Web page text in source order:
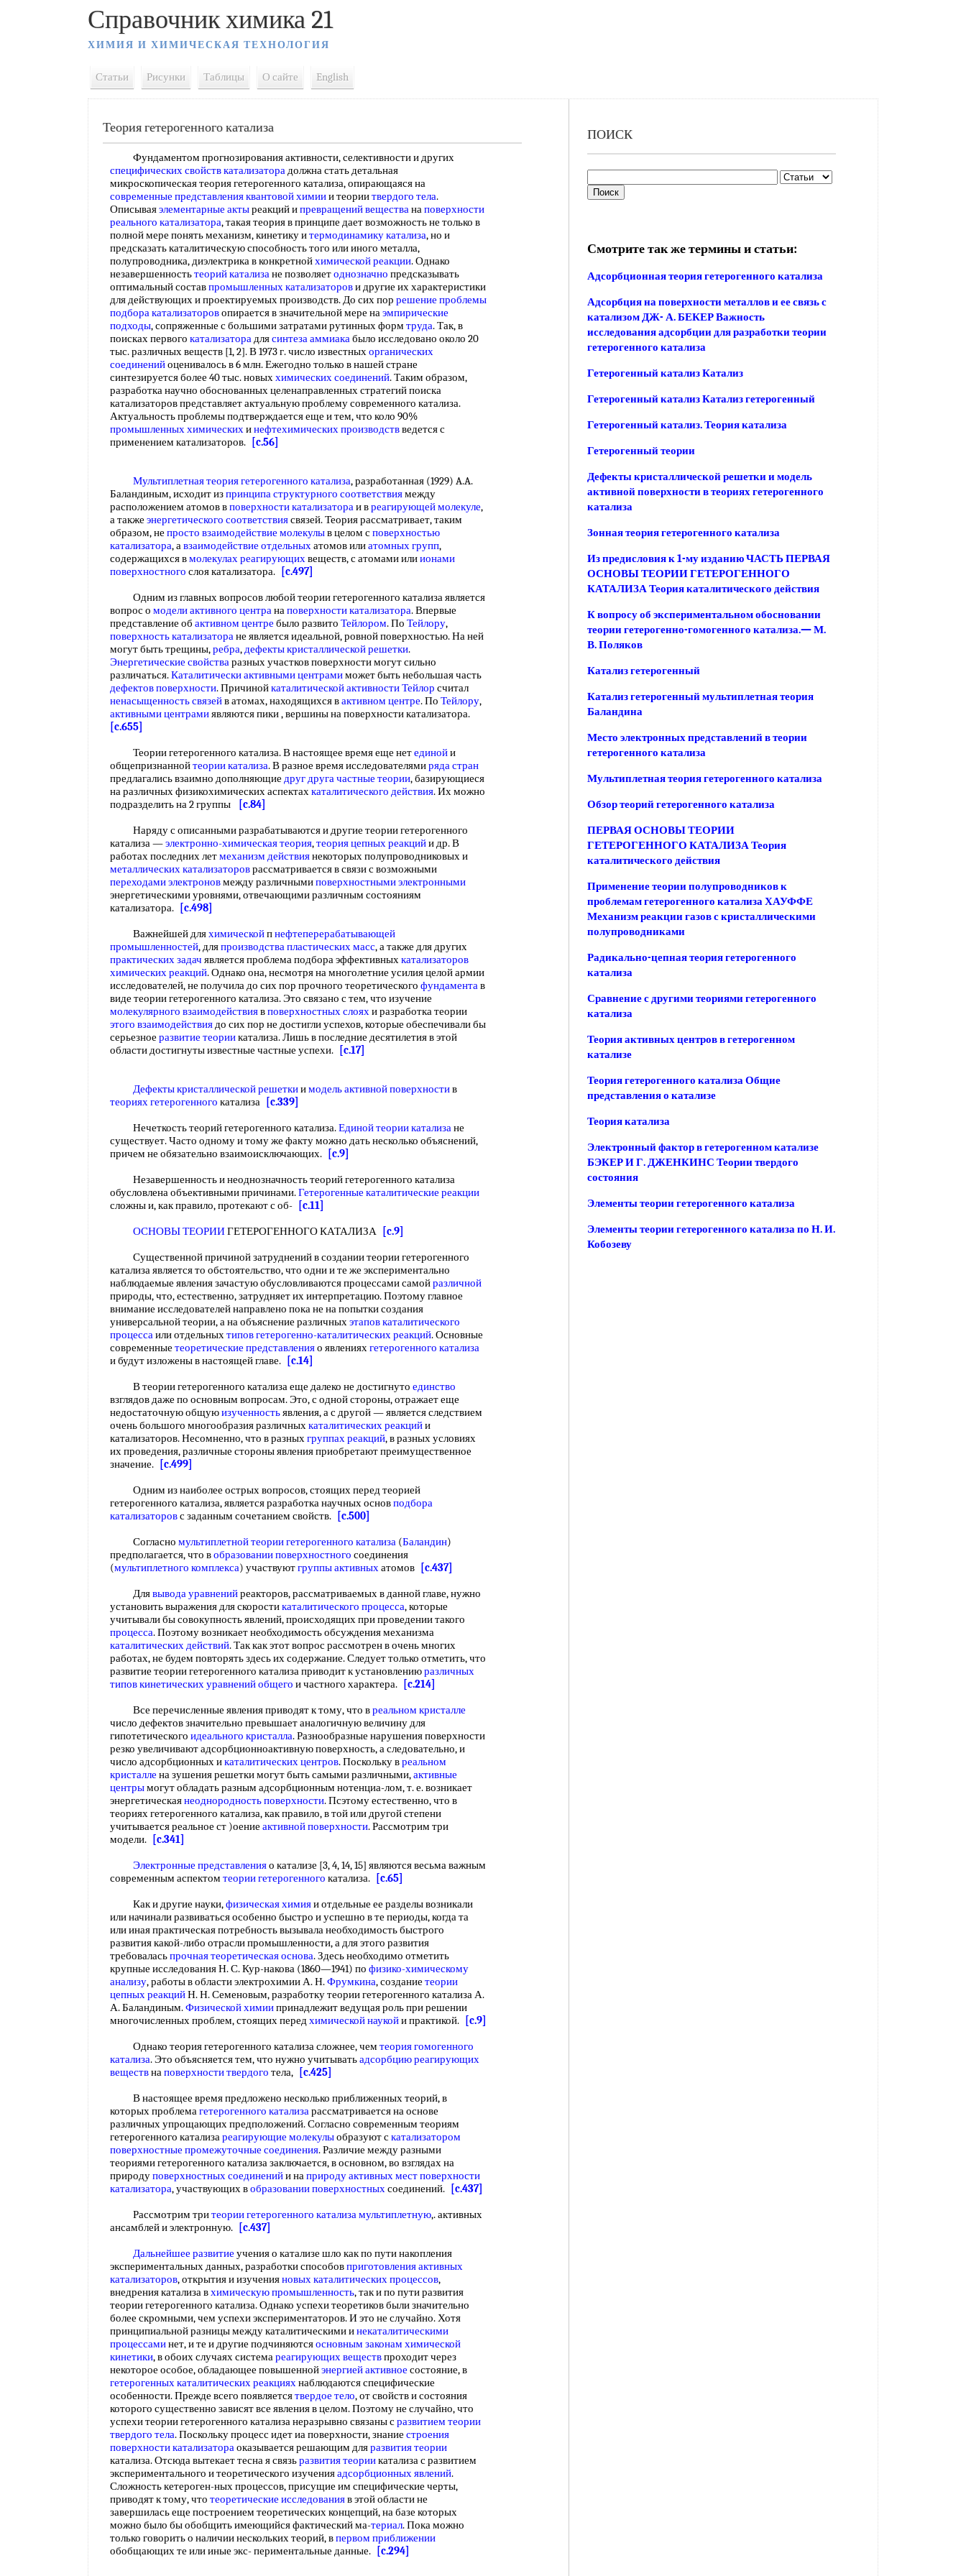
Справочник химика 21
ХИМИЯ И ХИМИЧЕСКАЯ ТЕХНОЛОГИЯ
Статьи Рисунки Таблицы О сайте English
Теория гетерогенного катализа
Фундаментом прогнозирования активности, селективности и других
специфических свойствкатализаторадолжна стать детальная
микроскопическая теория гетерогенного катализа, опирающаяся на
современные представленияквантовой химиии теориитвердого тела.
Описываяэлементарные актыреакций ипревращений веществанаповерхности
реального катализатора, такая теория в принципе дает возможность не только в
полной мере понять механизм, кинетику итермодинамику катализа, но и
предсказать каталитическую способность того или иного металла,
полупроводника, диэлектрика в конкретнойхимической реакции. Однако
незавершенностьтеорий катализане позволяетоднозначно предсказывать
оптимальный составпромышленных катализаторови другие их характеристики
для действующих и проектируемых производств. До сих пор решение проблемы
подбора катализаторовопирается в значительной мере наэмпирические
подходы, сопряженные с большими затратами рутинных форм труда. Так, в
поисках первого катализаторадлясинтеза аммиакабыло исследовано около 20
тыс. различных веществ [1, 2]. В 1973 г. число известныхорганических
соединенийоценивалось в 6 млн. Ежегодно только в нашей стране
синтезируется более 40 тыс. новыххимических соединений. Таким образом,
разработка научно обоснованных целенаправленных стратегий поиска
катализаторов представляет актуальную проблему современного катализа.
Актуальность проблемы подтверждается еще и тем, что коло 90%
промышленных химическихинефтехимических производствведется с
применением катализаторов.
[c.56]
Мультиплетная теория гетерогенного катализа, разработанная (1929) A.A.
Баландиным, исходит изпринципа структурного соответствиямежду
расположением атомов вповерхности катализатораи вреагирующей молекуле,
а также энергетического соответствиясвязей. Теория рассматривает, таким
образом, не просто взаимодействие молекулыв целом споверхностью
катализатора, авзаимодействие отдельныхатомов илиатомных групп,
содержащихся вмолекулах реагирующихвеществ, с атомами илиионами
поверхностного слоя катализатора.
[c.497]
Одним из главных вопросов любой теории гетерогенного катализа является
вопрос о модели активного центранаповерхности катализатора. Впервые
представление об активном центре было развито Тейлором. По Тейлору,
поверхность катализаторане является идеальной, ровной поверхностью. На ней
могут быть трещины,ребра,дефекты кристаллической решетки.
Энергетические свойстваразных участков поверхности могут сильно
различаться.Каталитически активными центрамиможет быть небольшая часть
дефектов поверхности. Причинойкаталитической активностиТейлор считал
ненасыщенность связейв атомах, находящихся вактивном центре. По Тейлору,
активными центрамиявляются пики , вершины на поверхности катализатора.
[c.655]
Теории гетерогенного катализа. В настоящее время еще нетединойи
общепризнаннойтеории катализа. В разное время исследователямирядастран
предлагались взаимно дополняющие друг другачастные теории, базирующиеся
на различных физикохимических аспектахкаталитического действия. Их можно
подразделить на 2 группы
[c.84]
Наряду с описанными разрабатываются и другие теории гетерогенного
катализа —электронно-химическая теория,теория цепных реакцийи др. В
работах последних летмеханизм действиянекоторых полупроводниковых и
металлических катализатороврассматривается в связи с возможными
переходами электроновмежду различнымиповерхностными электронными
энергетическими уровнями, отвечающими различным состояниям
катализатора.
[c.498]
Важнейшей дляхимическойпнефтеперерабатывающей
промышленностей, дляпроизводства пластических масс, а также для других
практических задач является проблема подбора эффективныхкатализаторов
химических реакций. Однако она, несмотря на многолетние усилия целой армии
исследователей, не получила до сих пор прочного теоретического фундаментав
виде теории гетерогенного катализа. Это связано с тем, что изучение
молекулярного взаимодействиявповерхностных слояхи разработка теории
этого взаимодействиядо сих пор не достигли успехов, которые обеспечивали бы
серьезное развитие теориикатализа. Лишь в последние десятилетия в этой
области достигнуты известные частные успехи.
[c.17]
Дефекты кристаллической решеткиимодель активной поверхностив
теориях гетерогенного катализа
[c.339]
Нечеткость теорий гетерогенного катализа.Единойтеории катализане
существует. Часто одному и тому же факту можно дать несколько объяснений,
причем не обязательно взаимоисключающих.
[c.9]
Незавершенность и неоднозначность теорий гетерогенного катализа
обусловлена объективными причинами.Гетерогенные каталитические реакции
сложны и, как правило, протекают с об-
[c.11]
ОСНОВЫ ТЕОРИИГЕТЕРОГЕННОГО КАТАЛИЗА
[c.9]
Существенной причиной затруднений в создании теории гетерогенного
катализа является то обстоятельство, что одни и те же экспериментально
наблюдаемые явления зачастую обусловливаются процессами самойразличной
природы, что, естественно, затрудняет их интерпретацию. Поэтому главное
внимание исследователей направлено пока не на попытки создания
универсальной теории, а на объяснение различныхэтаповкаталитического
процессаили отдельныхтиповгетерогенно-каталитических реакций. Основные
современные теоретические представленияо явленияхгетерогенного катализа
и будут изложены в настоящей главе.
[c.14]
В теории гетерогенного катализа еще далеко не достигнуто единство
взглядов даже по основным вопросам. Это, с одной стороны, отражает еще
недостаточную общуюизученностьявления, а с другой — является следствием
очень большого многообразия различныхкаталитических реакцийи
катализаторов. Несомненно, что в разныхгруппах реакций, в разных условиях
их проведения, различные стороны явления приобретают преимущественное
значение.
[c.499]
Одним из наиболее острых вопросов, стоящих перед теорией
гетерогенного катализа, является разработка научных основподбора
катализаторовс заданным сочетанием свойств.
[c.500]
Согласно мультиплетной теории гетерогенного катализа (Баландин)
предполагается, что вобразовании поверхностного соединения
(мультиплетного комплекса) участвуютгруппы активныхатомов
[c.437]
Длявывода уравненийреакторов, рассматриваемых в данной главе, нужно
установить выражения для скоростикаталитического процесса, которые
учитывали бы совокупность явлений, происходящих при проведении такого
процесса. Поэтому возникает необходимость обсуждения механизма
каталитических действий. Так как этот вопрос рассмотрен в очень многих
работах, не будем повторять здесь их содержание. Следует только отметить, что
развитие теории гетерогенного катализа приводит к установлениюразличных
типовкинетических уравнений общего и частного характера.
[c.214]
Все перечисленные явления приводят к тому, что вреальном кристалле
число дефектов значительно превышает аналогичную величину для
гипотетического идеального кристалла. Разнообразные нарушения поверхности
резко увеличивают адсорбционноактивную поверхность, а следовательно, и
число адсорбционных икаталитических центров. Поскольку вреальном
кристалле на зушения решетки могут быть самыми различными,активные
центрымогут обладать разным адсорбционным нотенциа-лом, т. е. возникает
энергетическаянеоднородность поверхности. Псэтому естественно, что в
теориях гетерогенного катализа, как правило, в той или другой степени
учитывается реальное ст )оение активной поверхности. Рассмотрим три
модели.
[c.341]
Электронные представленияо катализе [3, 4, 14, 15] являются весьма важным
современным аспектом теории гетерогенного катализа.
[c.65]
Как и другие науки,физическая химияи отдельные ее разделы возникали
или начинали развиваться особенно быстро и успешно в те периоды, когда та
или иная практическая потребность вызывала необходимость быстрого
развития какой-либо отрасли промышленности, а для этого развития
требоваласьпрочнаятеоретическая основа. Здесь необходимо отметить
крупные исследования Н. С. Кур-накова (1860—1941) по физико-химическому
анализу, работы в области электрохимии А. Н.Фрумкина, создание теории
цепных реакцийН. Н. Семеновым, разработку теории гетерогенного катализа А.
А. Баландиным.Физической химиипринадлежит ведущая роль при решении
многочисленных проблем, стоящих передхимической наукойи практикой.
[c.9]
Однако теория гетерогенного катализа сложнее, чем теория гомогенного
катализа. Это объясняется тем, что нужно учитыватьадсорбцию реагирующих
веществнаповерхности твердого тела,
[c.425]
В настоящее время предложено несколько приближенных теорий, в
которых проблемагетерогенного катализарассматривается на основе
различных упрощающих предположений. Согласно современным теориям
гетерогенного катализареагирующие молекулыобразуют скатализатором
поверхностные промежуточные соединения. Различие между разными
теориями гетерогенного катализа заключается, в основном, во взглядах на
природуповерхностных соединенийи наприроду активныхместповерхности
катализатора, участвующих вобразовании поверхностныхсоединений.
[c.437]
Рассмотрим тритеории гетерогенного катализа мультиплетную,. активных
ансамблей и электронную.
[c.437]
Дальнейшее развитие учения о катализе шло как по пути накопления
экспериментальных данных, разработки способовприготовления активных
катализаторов, открытия и изученияновых каталитических процессов,
внедрения катализа вхимическую промышленность, так и по пути развития
теории гетерогенного катализа. Однако успехи теоретиков были значительно
более скромными, чем успехи экспериментаторов. И это не случайно. Хотя
принципиальной разницы между каталитическими инекаталитическими
процессаминет, и те и другие подчиняютсяосновным законам химической
кинетики, в обоих случаях системареагирующих веществпроходит через
некоторое особое, обладающее повышеннойэнергией активное состояние, в
гетерогенных каталитических реакцияхнаблюдаются специфические
особенности. Прежде всего появляетсятвердое тело, от свойств и состояния
которого существенно зависят все явления в целом. Поэтому не случайно, что
успехи теории гетерогенного катализа неразрывно связаны сразвитием теории
твердого тела. Поскольку процесс идет иа поверхности, знание строения
поверхностикатализатораоказывается решающим дляразвития теории
катализа. Отсюда вытекает тесна я связьразвития теориикатализа с развитием
экспериментального и теоретического изученияадсорбционных явлений.
Сложность кетероген-ных процессов, присущие им специфические черты,
приводят к тому, что теоретические исследованияв этой области не
завершилась еще построением теоретических концепций, на базе которых
можно было бы обобщить имеющийся фактический ма-териал. Пока можно
только говорить о наличии нескольких теорий, впервом приближении
обобщающих те или иные экс- периментальные данные.
[c.294]
ПОИСК
Смотрите так же термины и статьи:
Адсорбционная теория гетерогенного катализа
Адсорбция на поверхности металлов и ее связь с
катализом ДЖ- А. БЕКЕР Важность
исследования адсорбции для разработки теории
гетерогенного катализа
Гетерогенный катализ Катализ
Гетерогенный катализ Катализ гетерогенный
Гетерогенный катализ. Теория катализа
Гетерогенный теории
Дефекты кристаллической решетки и модель
активной поверхности в теориях гетерогенного
катализа
Зонная теория гетерогенного катализа
Из предисловия к 1-му изданию ЧАСТЬ ПЕРВАЯ
ОСНОВЫ ТЕОРИИ ГЕТЕРОГЕННОГО
КАТАЛИЗА Теория каталитического действия
К вопросу об экспериментальном обосновании
теории гетерогенно-гомогенного катализа.— М.
В. Поляков
Катализ гетерогенный
Катализ гетерогенный мультиплетная теория
Баландина
Место электронных представлений в теории
гетерогенного катализа
Мультиплетная теория гетерогенного катализа
Обзор теорий гетерогенного катализа
ПЕРВАЯ ОСНОВЫ ТЕОРИИ
ГЕТЕРОГЕННОГО КАТАЛИЗА Теория
каталитического действия
Применение теории полупроводников к
проблемам гетерогенного катализа ХАУФФЕ
Механизм реакции газов с кристаллическими
полупроводниками
Радикально-цепная теория гетерогенного
катализа
Сравнение с другими теориями гетерогенного
катализа
Теория активных центров в гетерогенном
катализе
Теория гетерогенного катализа Общие
представления о катализе
Теория катализа
Электронный фактор в гетерогенном катализе
БЭКЕР И Г. ДЖЕНКИНС Теории твердого
состояния
Элементы теории гетерогенного катализа
Элементы теории гетерогенного катализа по Н. И.
Кобозеву